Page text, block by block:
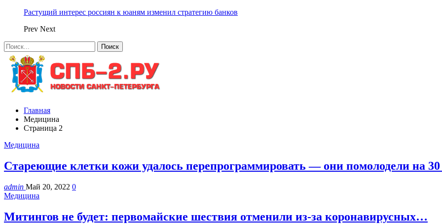
Растущий интерес россиян к юаням изменил стратегию банков
Prev Next
Главная
Медицина
Страница 2
Медицина
Стареющие клетки кожи удалось перепрограммировать — они помолодели на 30
admin Май 20, 2022 0
Медицина
Митингов не будет: первомайские шествия отменили из-за коронавирусных…